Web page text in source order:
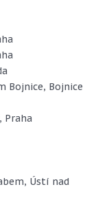
Bojnice, Bojnice
Praha
Ústí nad